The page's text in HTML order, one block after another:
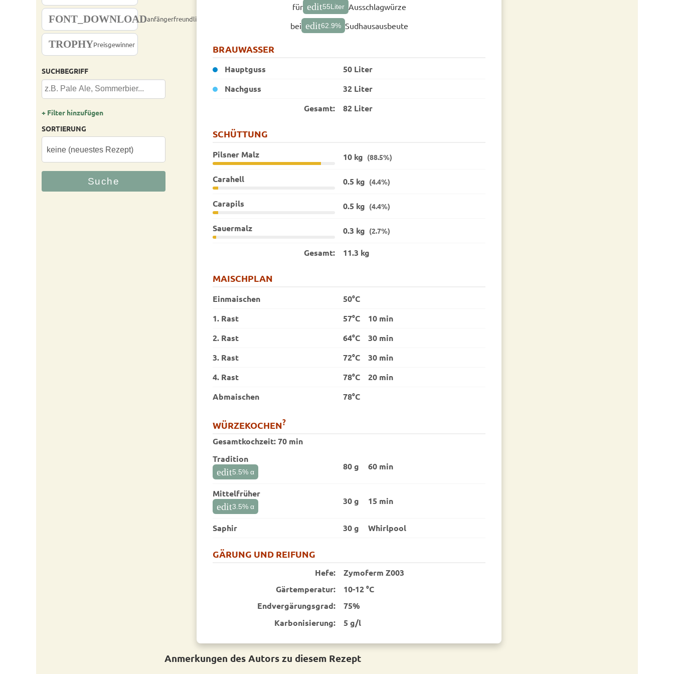
FONT_DOWNLOADanfängerfreundlich
TROPHYPreisgewinner
SUCHBEGRIFF
+ Filter hinzufügen
SORTIERUNG
für edit55Liter Ausschlagwürze
bei edit62.9% Sudhausausbeute
BRAUWASSER
Hauptguss
50 Liter
Nachguss
32 Liter
Gesamt:
82 Liter
SCHÜTTUNG
Pilsner Malz 10 kg (88.5%)
Carahell 0.5 kg (4.4%)
Carapils 0.5 kg (4.4%)
Sauermalz 0.3 kg (2.7%)
Gesamt: 11.3 kg
MAISCHPLAN
Einmaischen
50°C
1. Rast
57°C
10 min
2. Rast
64°C
30 min
3. Rast
72°C
30 min
4. Rast
78°C
20 min
Abmaischen
78°C
WÜRZEKOCHEN?
Gesamtkochzeit:70 min
Tradition
edit5.5% α
80 g 60 min
Mittelfrüher
edit3.5% α
30 g 15 min
Saphir 30 g Whirlpool
GÄRUNG UND REIFUNG
Hefe:
Zymoferm Z003
Gärtemperatur:
10-12 °C
End­vergärungsgrad:
75%
Karbonisierung:
5 g/l
Anmerkungen des Autors zu diesem Rezept